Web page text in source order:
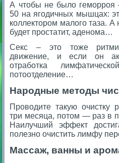
А чтобы не было геморроя
50 на ягодичных мышцах:
коллектором малого таза. А
будет простатит, аденома…
Секс – это тоже
движение, и если он
отработка
потоотделение…
Народные методы
Проводите такую очистку
три месяца, потом — раз в
Наилучший эффект
полезно очистить лимфу
Массаж, ванны и